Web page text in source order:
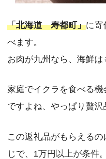
「北海道 寿都町」に寄
べます。
お肉が九州なら、海鮮は
家庭でイクラを食べる
ですよね、やっぱり贅沢
この返礼品がもらえる
じで、1万円以上が条件。